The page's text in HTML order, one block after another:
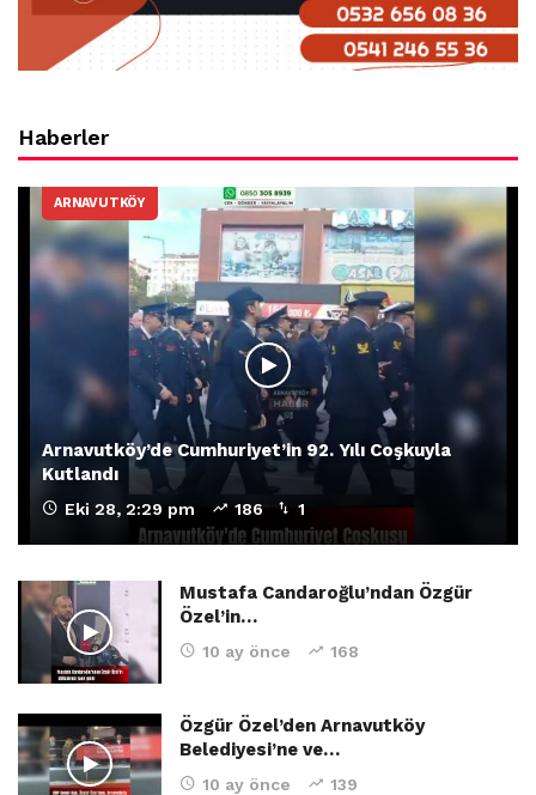
Haberler
ARNAVUTKÖY
Arnavutköy’de Cumhuriyet’in 92. Yılı Coşkuyla
Kutlandı
Eki 28, 2:29 pm 186 1
Mustafa Candaroğlu’ndan Özgür
Özel’in…
10 ay önce 168
Özgür Özel’den Arnavutköy
Belediyesi’ne ve…
10 ay önce 139